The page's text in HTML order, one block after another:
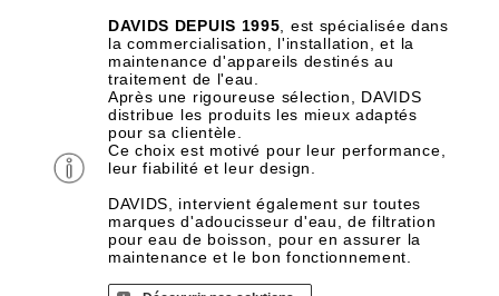
DAVIDS DEPUIS 1995 , est spécialisée dans
la commercialisation, l'installation, et la
maintenance d'appareils destinés au
traitement de l'eau.
Après une rigoureuse sélection, DAVIDS
distribue les produits les mieux adaptés
pour sa clientèle.
Ce choix est motivé pour leur performance,
leur fiabilité et leur design.
DAVIDS, intervient également sur toutes
marques d'adoucisseur d'eau, de filtration
pour eau de boisson, pour en assurer la
maintenance et le bon fonctionnement.